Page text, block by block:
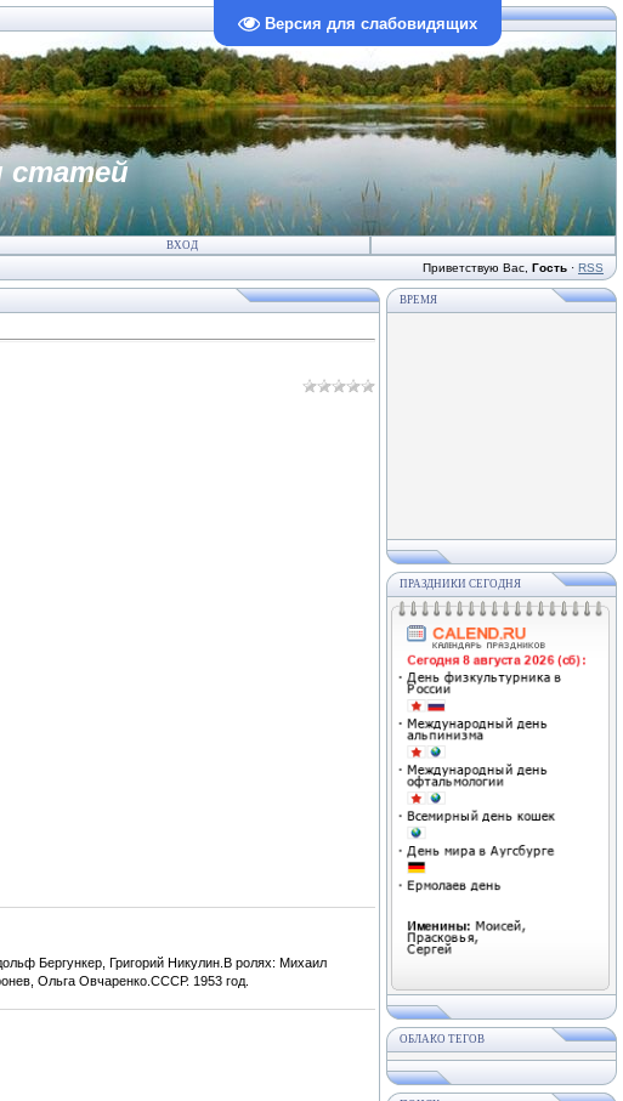
Версия для слабовидящих
статей
ВХОД
Приветствую Вас Гость · RSS
Бергункер, Григорий Никулин.В ролях: Михаил
Ольга Овчаренко.СССР. 1953 год.
ВРЕМЯ
ПРАЗДНИКИ СЕГОДНЯ
ОБЛАКО ТЕГОВ